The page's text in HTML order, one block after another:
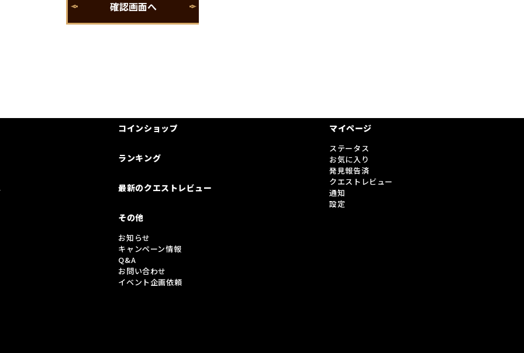
コインショップ
ランキング
最新のクエストレビュー
その他
お知らせ
キャンペーン情報
Q&A
お問い合わせ
イベント企画依頼
マイページ
ステータス
お気に入り
発見報告済
クエストレビュー
通知
設定